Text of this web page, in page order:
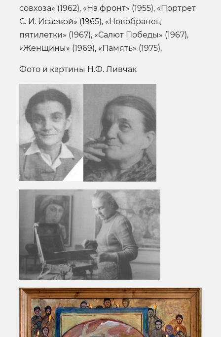
совхоза» (1962), «На фронт» (1955), «Портрет
С. И. Исаевой» (1965), «Новобранец
пятилетки» (1967), «Салют Победы» (1967),
«Женщины» (1969), «Память» (1975).
Фото и картины Н.Ф. Ливчак